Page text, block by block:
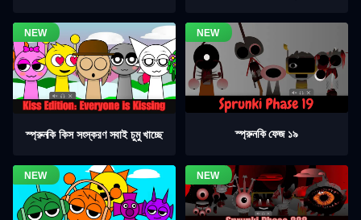
স্প্রুনকি কিস সংস্করণ সবাই চুমু খাচ্ছে স্প্রুনকি ফেজ ১৯